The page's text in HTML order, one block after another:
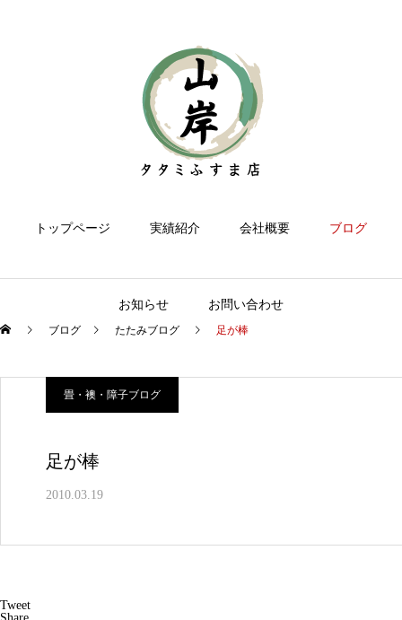
トップページ 実績紹介 会社概要 ブログ
お知らせ お問い合わせ
ブログ たたみブログ 足が棒
畳・襖・障子ブログ
足が棒
2010.03.19
Tweet